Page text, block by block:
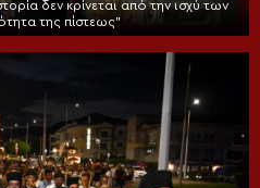
δεν κρίνεται από την ισχύ των
της πίστεως”